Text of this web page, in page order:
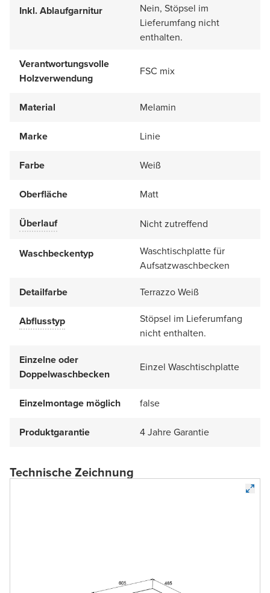
Inkl. Ablaufgarnitur
Nein, Stöpsel im
Lieferumfang nicht
enthalten.
Verantwortungsvolle
Holzverwendung
FSC mix
Material Melamin
Marke Linie
Farbe Weiß
Oberfläche Matt
Überlauf Nicht zutreffend
Waschbeckentyp
Waschtischplatte für
Aufsatzwaschbecken
Detailfarbe
Terrazzo Weiß
Abflusstyp
Stöpsel im Lieferumfang
nicht enthalten.
Einzelne oder
Doppelwaschbecken
Einzel Waschtischplatte
Einzelmontage möglich false
Produktgarantie 4 Jahre Garantie
Technische Zeichnung